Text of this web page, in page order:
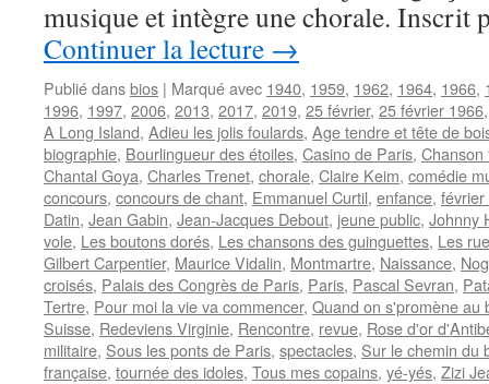
musique et intègre une chorale. Inscrit
Continuer la lecture →
Publié dansbios | Marqué avec 1940, 1959, 1962, 1964, 1966,
1996, 1997, 2006, 2013, 2017, 2019, 25 février, 25 février 1966
A Long Island, Adieu les jolis foulards, Age tendre et tête de
biographie, Bourlingueur des étoiles, Casino de Paris, Chanson
Chantal Goya, Charles Trenet, chorale, Claire Keim, comédie
concours, concours de chant, Emmanuel Curtil, enfance,
Datin, Jean Gabin, Jean-Jacques Debout, jeune public, Johnny
vole, Les boutons dorés, Les chansons des guinguettes, Les
Gilbert Carpentier, Maurice Vidalin, Montmartre, Naissance,
croisés, Palais des Congrès de Paris, Paris, Pascal Sevran,
Tertre, Pour moi la vie va commencer, Quand on s'promène au
Suisse, Redeviens Virginie, Rencontre, revue, Rose d'or
militaire, Sous les ponts de Paris, spectacles, Sur le chemin du
française, tournée des idoles, Tous mes copains, yé-yés, Zizi